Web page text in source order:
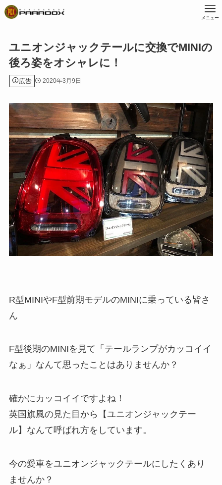
メニュー
ユニオンジャックテールに交換でMINIの
後ろ姿をオシャレに！
広告 2020年3月9日
R型MINIやF型前期モデルのMINIに乗っている皆さ
ん
F型後期のMINIを見て「テールランプがカッコイイ
なぁ」なんて思ったことはありませんか？
確かにカッコイイですよね！
英国旗風の見た目から【ユニオンジャックテー
ル】なんて呼ばれ方をしています。
今の愛車をユニオンジャックテールにしたくあり
ませんか？